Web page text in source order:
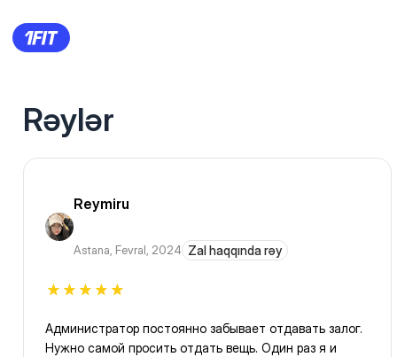
Rəylər
Reymiru
Astana, Fevral, 2024 Zal haqqında rəy
Администратор постоянно забывает отдавать залог.
Нужно самой просить отдать вещь. Один раз я и